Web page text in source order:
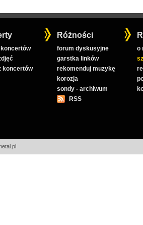
koncertów
Różności
forum dyskusyjne
garstka linków
rekomenduj muzykę
korozja
sondy - archiwum
RSS
o